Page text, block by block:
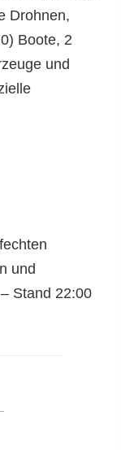
Drohnen,
Boote, 2
und
und
Stand 22:00